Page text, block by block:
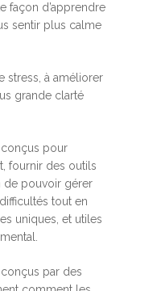
façon d’apprendre
sentir plus calme
stress, à améliorer
grande clarté
conçus pour
fournir des outils
de pouvoir gérer
tout en
uniques, et utiles
conçus par des